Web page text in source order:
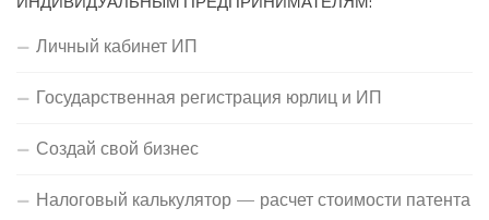
Личный кабинет ИП
Государственная регистрация юрлиц и ИП
Создай свой бизнес
Налоговый калькулятор — расчет стоимости патента